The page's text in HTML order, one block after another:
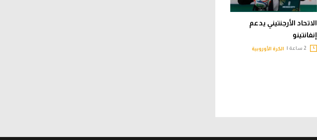
الاتحاد الأرجنتيني يدعم
إنفانتينو
الكرة الأوروبية